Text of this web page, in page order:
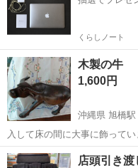
くらしノート
木製の牛
1,600円
沖縄県 旭橋駅
入して床の間に大事に飾ってい
です平日12時〜…
沖縄 那覇市 旭橋駅
店頭引き渡